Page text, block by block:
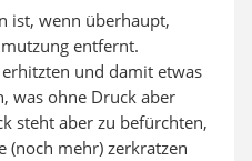
ist, wenn überhaupt,
entfernt.
und damit etwas
was ohne Druck aber
steht aber zu befürchten,
(noch mehr) zerkratzen